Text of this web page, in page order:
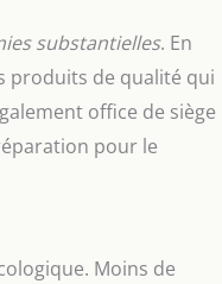
substantielles. En
produits de qualité qui
office de siège
pour le
Moins de